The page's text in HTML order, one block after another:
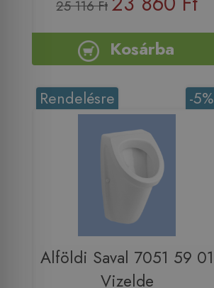
25 116 Ft
Kosárba
-5%
Rendelésre
Alföldi Saval 7051 59 01
Vizelde